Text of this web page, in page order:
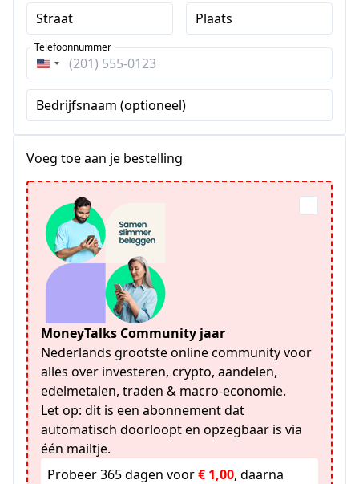
Straat Plaats
Verenigde
Staten
+1
Telefoonnummer
Bedrijfsnaam (optioneel)
Voeg toe aan je bestelling
MoneyTalks Community jaar
Nederlands grootste online community voor
alles over investeren, crypto, aandelen,
edelmetalen, traden & macro-economie.
Let op: dit is een abonnement dat
automatisch doorloopt en opzegbaar is via
één mailtje.
Probeer 365 dagen voor€ 1,00, daarna